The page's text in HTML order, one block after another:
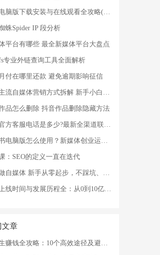
抖音电脑版下载安装与在线观看全攻略(最新版)
蛛Spider IP 段分析
平台有哪些 最全新媒体平台大盘点
专业外链查询工具全面解析
付在哪里还款 避免逾期影响征信
全套主流自媒体营销方式拆解 新手小白攻略
品怎么删除 抖音作品删除隐藏方法
快手官方客服电话是多少?最新全渠道联系方式及问题处理指南
小红书电脑版怎么使用？新媒体创业运营更高效
：SEO的定义一直在迭代
如何做自媒体 新手从零起步，不踩坑、不瞎忙
抖音上线时间与发展历程全：从0到10亿用户的商业密码
文章
大学生赚钱全攻略：10个高效途径及避坑指南